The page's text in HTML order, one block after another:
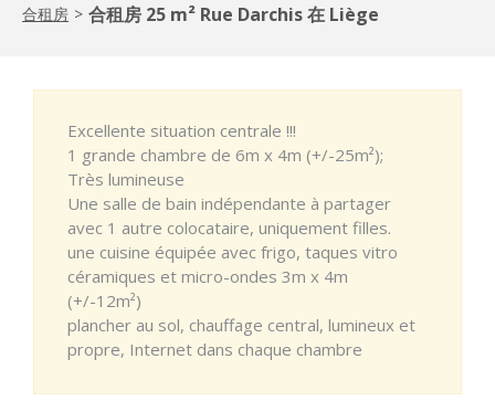
合租房 > 合租房 25 m² Rue Darchis 在 Liège
Excellente situation centrale !!!
1 grande chambre de 6m x 4m (+/-25m²);
Très lumineuse
Une salle de bain indépendante à partager
avec 1 autre colocataire, uniquement filles.
une cuisine équipée avec frigo, taques vitro
céramiques et micro-ondes 3m x 4m
(+/-12m²)
plancher au sol, chauffage central, lumineux et
propre, Internet dans chaque chambre